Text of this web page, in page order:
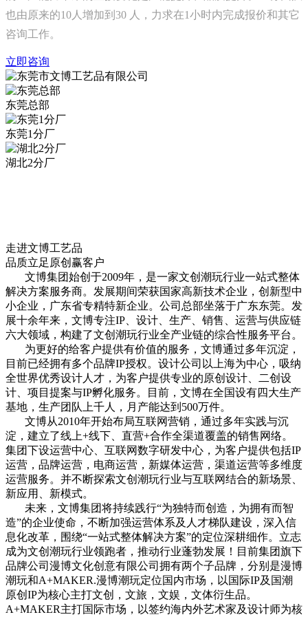
也由原来的10人增加到30 人，力求在1小时内完成报价和其它
咨询工作。
立即咨询
东莞总部
东莞1分厂
湖北2分厂
走进文博工艺品
品质立足原创赢客户
文博集团始创于2009年，是一家文创潮玩行业一站式整体
解决方案服务商。发展期间荣获国家高新技术企业，创新型中
小企业，广东省专精特新企业。公司总部坐落于广东东莞。发
展十余年来，文博专注IP、设计、生产、销售、运营与供应链
六大领域，构建了文创潮玩行业全产业链的综合性服务平台。
为更好的给客户提供有价值的服务，文博通过多年沉淀，
目前已经拥有多个品牌IP授权。设计公司以上海为中心，吸纳
全世界优秀设计人才，为客户提供专业的原创设计、二创设
计、项目提案与IP孵化服务。目前，文博在全国设有四大生产
基地，生产团队上千人，月产能达到500万件。
文博从2010年开始布局互联网营销，通过多年实践与沉
淀，建立了线上+线下、直营+合作全渠道覆盖的销售网络。
集团下设运营中心、互联网数字研发中心，为客户提供包括IP
运营，品牌运营，电商运营，新媒体运营，渠道运营等多维度
运营服务。并不断探索文创潮玩行业与互联网结合的新场景、
新应用、新模式。
未来，文博集团将持续践行“为独特而创造，为拥有而智
造”的企业使命，不断加强运营体系及人才梯队建设，深入信
息化改革，围绕“一站式整体解决方案”的定位深耕细作。立志
成为文创潮玩行业领跑者，推动行业蓬勃发展！目前集团旗下
品牌公司漫博文化创意有限公司拥有两个子品牌，分别是漫博
潮玩和A+MAKER.漫博潮玩定位国内市场，以国际IP及国潮
原创IP为核心主打文创，文旅，文娱，文体衍生品。
A+MAKER主打国际市场，以签约海内外艺术家及设计师为核